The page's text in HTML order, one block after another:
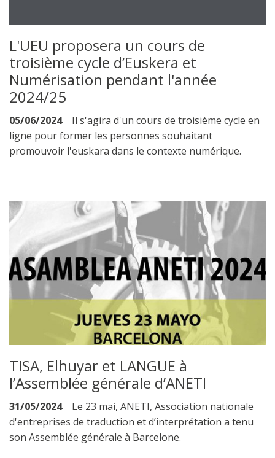
L'UEU proposera un cours de
troisième cycle d’Euskera et
Numérisation pendant l'année
2024/25
05/06/2024
Il s'agira d'un cours de troisième cycle en
ligne pour former les personnes souhaitant
promouvoir l'euskara dans le contexte numérique.
TISA, Elhuyar et LANGUE à
l’Assemblée générale d’ANETI
31/05/2024
Le 23 mai, ANETI, Association nationale
d'entreprises de traduction et d’interprétation a tenu
son Assemblée générale à Barcelone.